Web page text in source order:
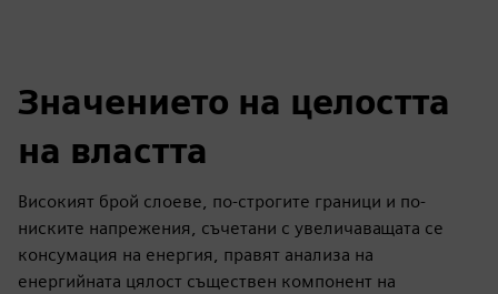
Значението на целостта
на властта
Високият брой слоеве, по-строгите граници и по-
ниските напрежения, съчетани с увеличаващата се
консумация на енергия, правят анализа на
енергийната цялост съществен компонент на